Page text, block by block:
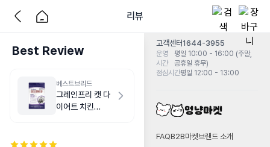
리뷰
Best Review
베스트브리드
그레인프리 캣 다
이어트 치킨
고객센터1644-3955
운영
시간
평일 10:00 - 16:00 (주말,
공휴일 휴무)
점심시간평일 12:00 - 13:00
FAQB2B마켓 브랜드 소개